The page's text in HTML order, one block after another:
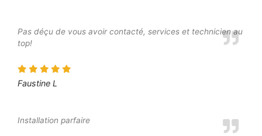
Pas déçu de vous avoir contacté, services et technicien au
top!
Faustine L
Installation parfaire